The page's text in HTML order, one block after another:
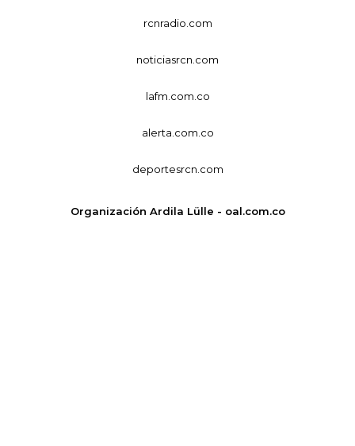
rcnradio.com
noticiasrcn.com
lafm.com.co
alerta.com.co
deportesrcn.com
Organización Ardila Lülle - oal.com.co